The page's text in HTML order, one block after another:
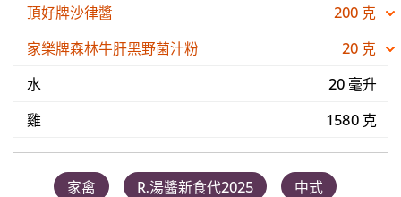
頂好牌沙律醬
200 克
家樂牌森林牛肝黑野菌汁粉
20 克
水
20 毫升
雞
1580 克
家禽 R.湯醬新食代2025 中式